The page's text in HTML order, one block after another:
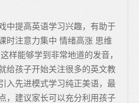
中提高英语学习兴趣，有助于
时注意力集中 情绪高涨 思维
样能够学到非常地道的发音，
给孩子开始关注很多的英文教
入先进模式学习纯正美语，最
，建议家长可以充分利用孩子